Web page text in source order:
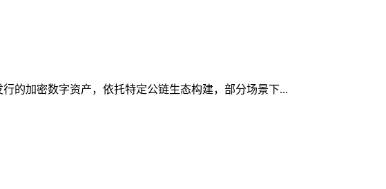
的加密数字资产，依托特定公链生态构建，部分场景下...